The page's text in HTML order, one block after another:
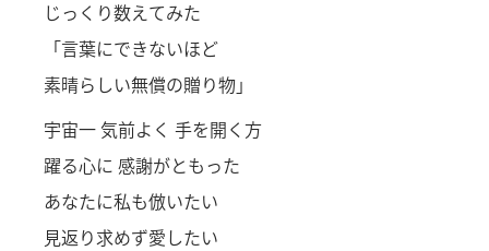
じっくり数えてみた
「言葉にできないほど
素晴らしい無償の贈り物」
宇宙一 気前よく 手を開く 方
躍る心に 感謝がともった
あなたに私も倣いたい
見返り求めず愛したい